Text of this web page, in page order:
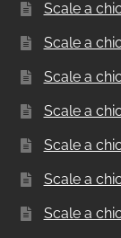
Scale a
Scale a
Scale a
Scale a
Scale a
Scale a
Scale a